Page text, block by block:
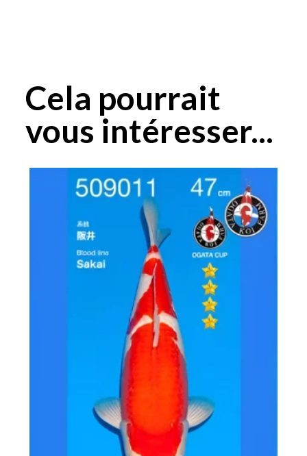
Cela pourrait
vous intéresser...